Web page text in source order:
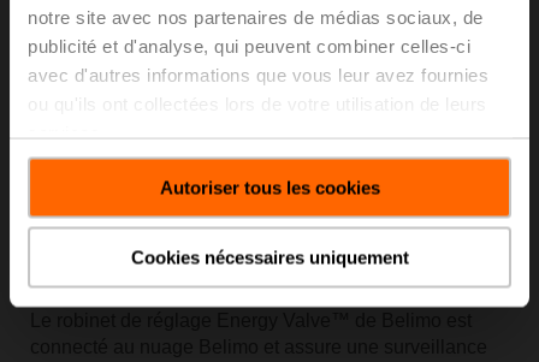
notre site avec nos partenaires de médias sociaux, de
publicité et d'analyse, qui peuvent combiner celles-ci
avec d'autres informations que vous leur avez fournies
ou qu'ils ont collectées lors de votre utilisation de leurs
Autoriser tous les cookies
Cookies nécessaires uniquement